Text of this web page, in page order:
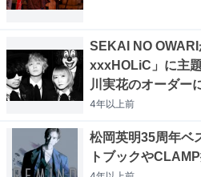
SEKAI NO OWARI
xxxHOLiC」に主
川実花のオーダー
4年以上前
松岡英明35周年ベ
トブックや